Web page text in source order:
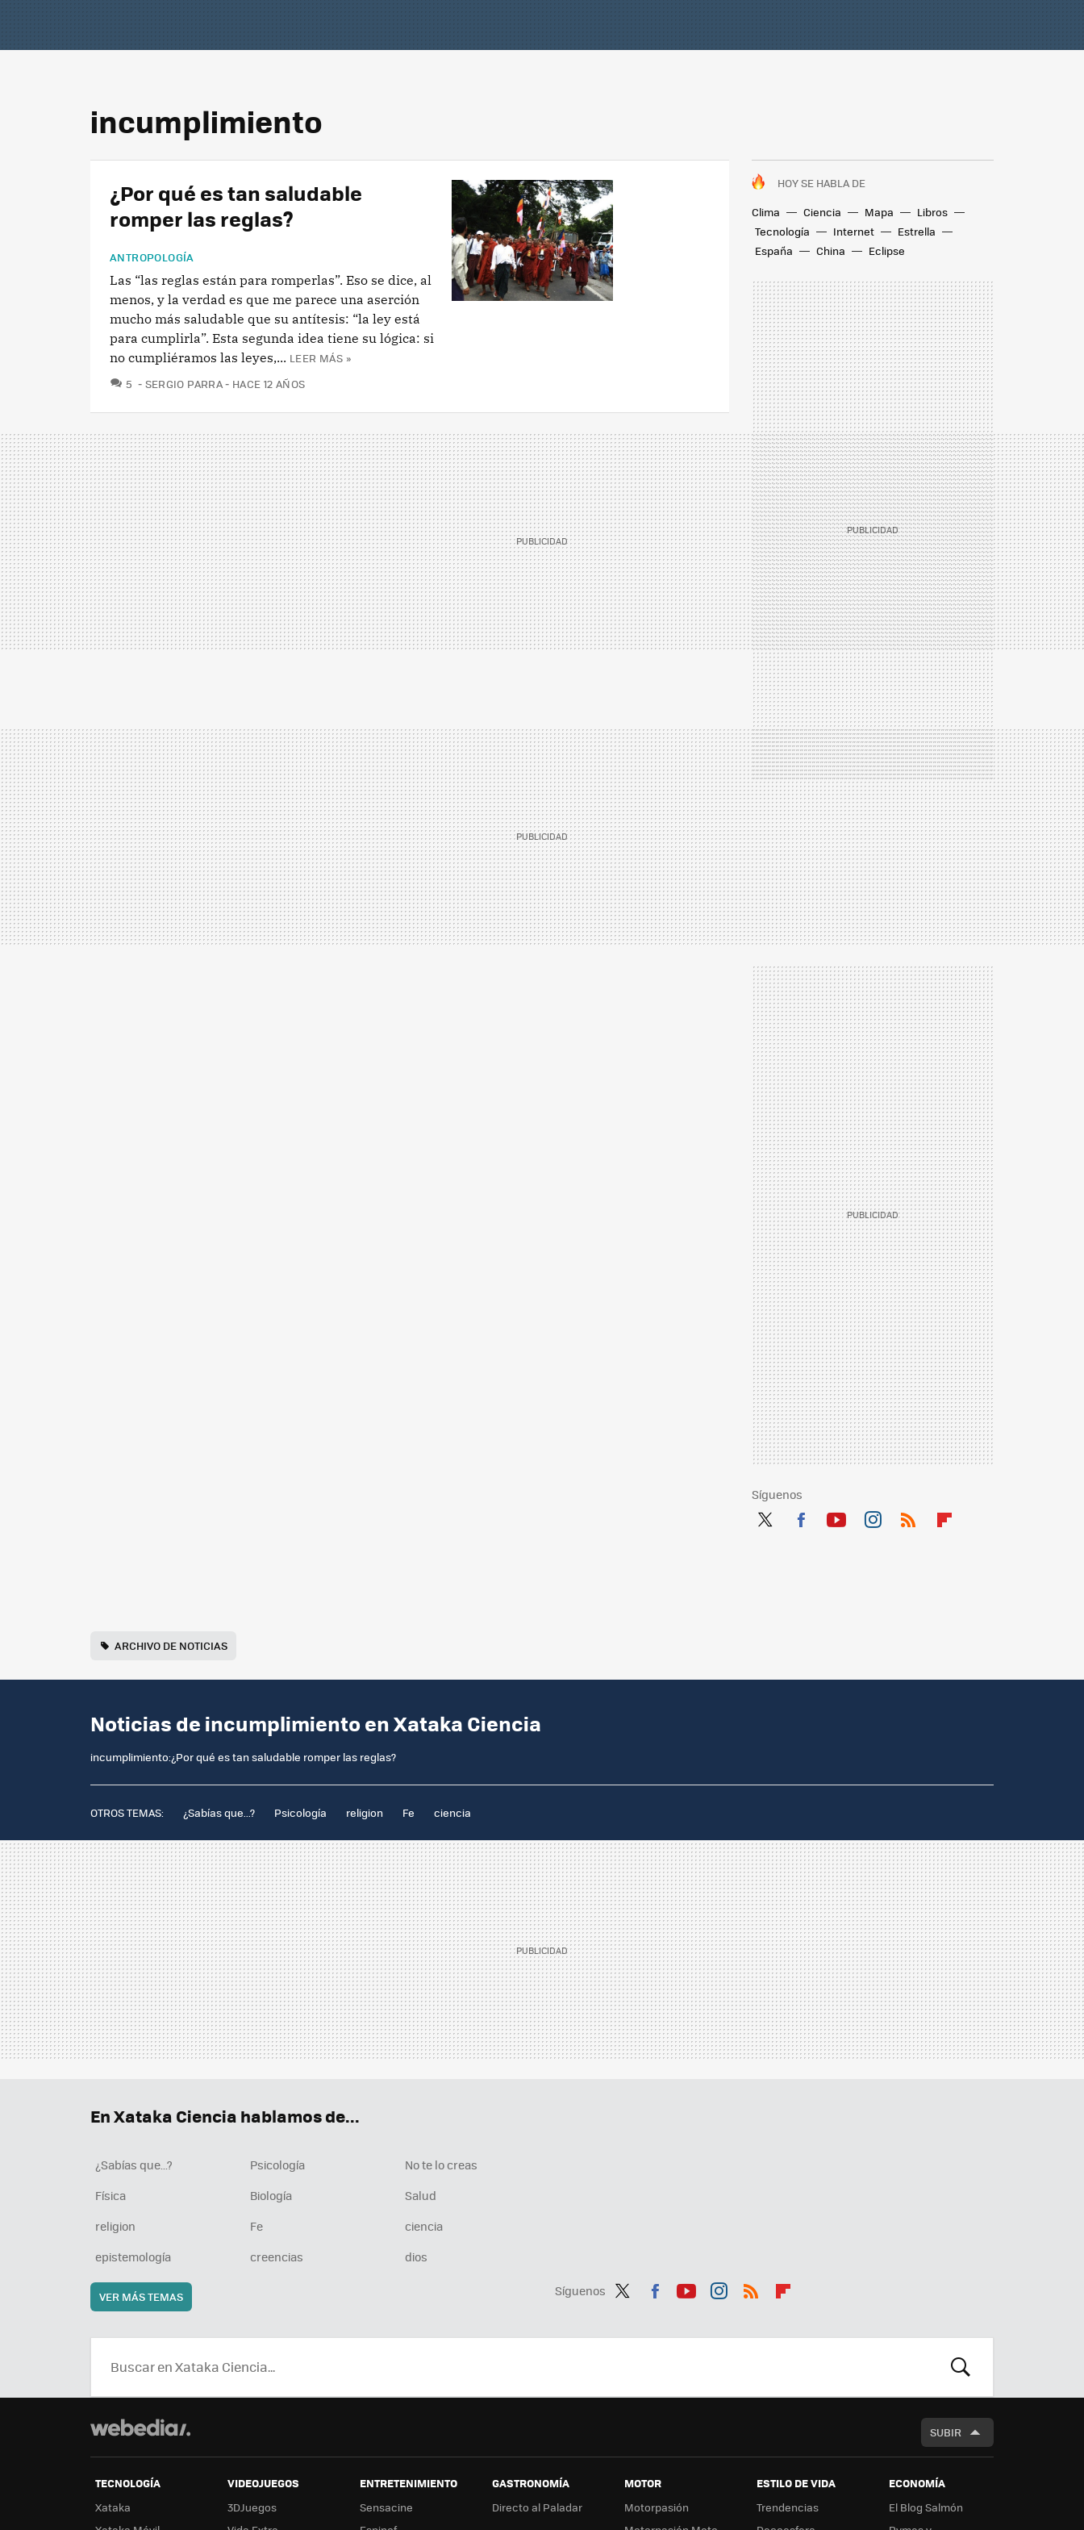
incumplimiento
HOY SE HABLA DE
Clima
Ciencia Mapa
Libros
Tecnología
Internet
Estrella
España
China Eclipse
¿Por qué es tan saludable
romper las reglas?
ANTROPOLOGÍA
Las “las reglas están para romperlas”. Eso se dice, al
menos, y la verdad es que me parece una aserción
mucho más saludable que su antítesis: “la ley está
para cumplirla”. Esta segunda idea tiene su lógica: si
no cumpliéramos las leyes,... LEER MÁS »
5 COMENTARIOS
SERGIO PARRA HACE 12 AÑOS
Síguenos
ARCHIVO DE NOTICIAS
Noticias de incumplimiento en Xataka Ciencia
incumplimiento:¿Por qué es tan saludable romper las reglas?
OTROS TEMAS: ¿Sabías que...? Psicología religion Fe ciencia
Síguenos
ter
ebo tub agr
boa
En Xataka Ciencia hablamos de...
¿Sabías que...? Psicología
No te lo creas
Física
Biología
Salud
religion
Fe
ciencia
epistemología
creencias dios
VER MÁS TEMAS
BUSCAR
SUBIR
TECNOLOGÍA
Xataka
VIDEOJUEGOS
3DJuegos
ENTRETENIMIENTO
Sensacine
GASTRONOMÍA
Directo al Paladar
MOTOR
Motorpasión
ESTILO DE VIDA
Trendencias
ECONOMÍA
El Blog Salmón